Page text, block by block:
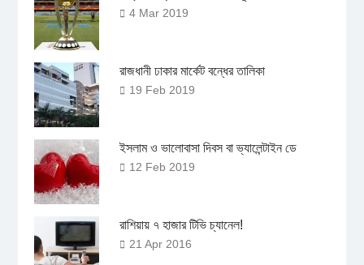
4 Mar 2019
রাজধানী ঢাকার মার্কেট বন্ধের তালিকা
19 Feb 2019
ইসলাম ও ভালোবাসা দিবস বা ভ্যালেন্টাইন ডে
12 Feb 2019
রাশিয়ায় ৭ হাজার টিভি চ্যানেল!
21 Apr 2016